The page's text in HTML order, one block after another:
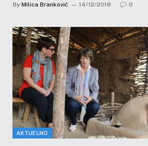
By Milica Branković 14/12/2018 0
AKTUELNO